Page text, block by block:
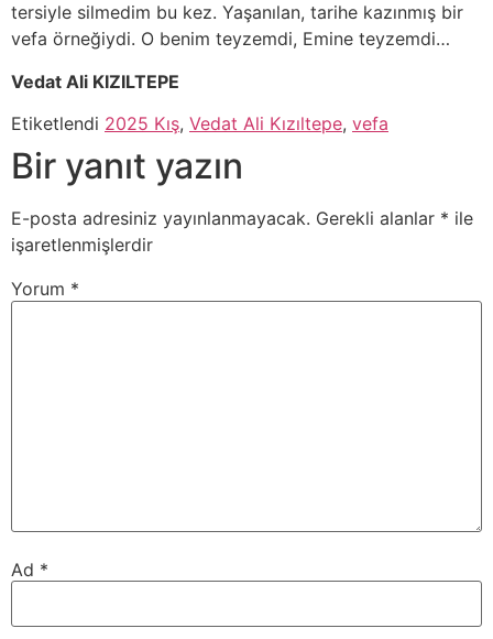
tersiyle silmedim bu kez. Yaşanılan, tarihe kazınmış bir
vefa örneğiydi. O benim teyzemdi, Emine teyzemdi…
Vedat Ali KIZILTEPE
Etiketlendi 2025 Kış, Vedat Ali Kızıltepe, vefa
Bir yanıt yazın
E-posta adresiniz yayınlanmayacak. Gerekli alanlar * ile
işaretlenmişlerdir
Yorum *
Ad *